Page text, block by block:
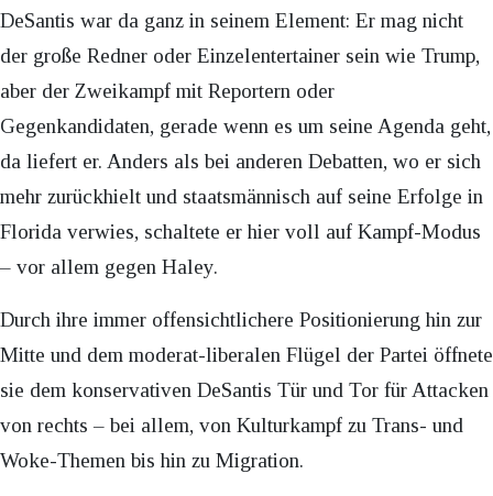
DeSantis war da ganz in seinem Element: Er mag nicht
der große Redner oder Einzelentertainer sein wie Trump,
aber der Zweikampf mit Reportern oder
Gegenkandidaten, gerade wenn es um seine Agenda geht,
da liefert er. Anders als bei anderen Debatten, wo er sich
mehr zurückhielt und staatsmännisch auf seine Erfolge in
Florida verwies, schaltete er hier voll auf Kampf-Modus
– vor allem gegen Haley.
Durch ihre immer offensichtlichere Positionierung hin zur
Mitte und dem moderat-liberalen Flügel der Partei öffnete
sie dem konservativen DeSantis Tür und Tor für Attacken
von rechts – bei allem, von Kulturkampf zu Trans- und
Woke-Themen bis hin zu Migration.